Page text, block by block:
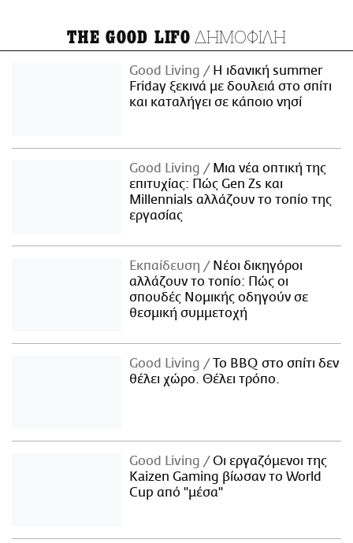
THE GOOD LIFO ΔΗΜΟΦΙΛΗ
Good Living
Η ιδανική summer
Friday ξεκινά με δουλειά στο σπίτι
και καταλήγει σε κάποιο νησί
Good Living
Μια νέα οπτική της
επιτυχίας: Πώς Gen Zs και
Millennials αλλάζουν το τοπίο της
εργασίας
Εκπαίδευση
Νέοι δικηγόροι
αλλάζουν το τοπίο: Πώς οι
σπουδές Νομικής οδηγούν σε
θεσμική συμμετοχή
Good Living
Το BBQ στο σπίτι δεν
θέλει χώρο. Θέλει τρόπο.
Good Living
Οι εργαζόμενοι της
Kaizen Gaming βίωσαν το World
Cup από "μέσα"